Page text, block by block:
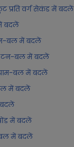
प्रति वर्ग सेकंड में बदलें
बदलें
बल में बदलें
टन-बल में बदलें
बल में बदलें
में बदलें
में बदलें
में बदलें